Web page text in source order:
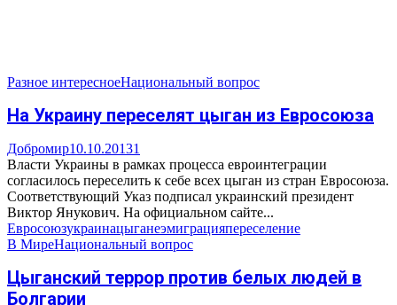
Разное интересноеНациональный вопрос
На Украину переселят цыган из Евросоюза
Добромир10.10.20131
Власти Украины в рамках процесса евроинтеграции
согласилось переселить к себе всех цыган из стран Евросоюза.
Соответствующий Указ подписал украинский президент
Виктор Янукович. На официальном сайте...
Евросоюзукраинацыганеэмиграцияпереселение
В МиреНациональный вопрос
Цыганский террор против белых людей в
Болгарии